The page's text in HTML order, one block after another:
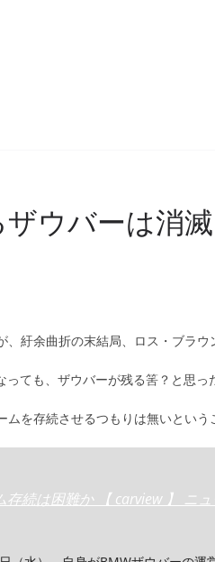
ウバーは消滅
有紆余曲折の末結局、ロス・ブラウ
ても、ザウバーが残る筈？と思
を存続させるつもりは無いという
存続は困難か 【 carview 】 ニ